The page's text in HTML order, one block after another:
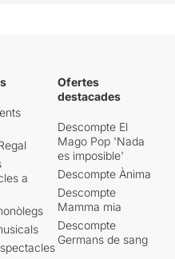
a
Ofertes
destacades
Descompte El
Mago Pop 'Nada
es imposible'
Descompte Ànima
Descompte
Mamma mia
Descompte
Germans de sang